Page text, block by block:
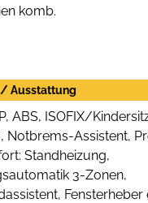
komb.
Ausstattung
ABS, ISOFIX/
Notbrems-Assistent,
Standheizung,
3-Zonen,
Fensterheber